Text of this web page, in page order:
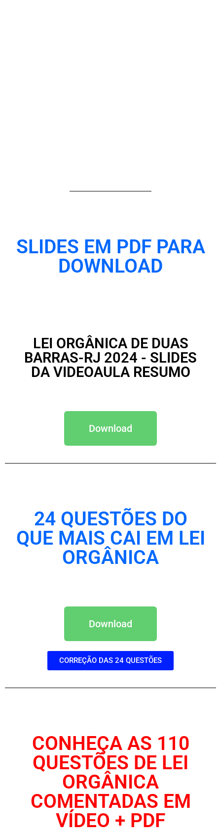
SLIDES EM PDF PARA
DOWNLOAD
LEI ORGÂNICA DE DUAS
BARRAS-RJ 2024 - SLIDES
DA VIDEOAULA RESUMO
Download
24 QUESTÕES DO
QUE MAIS CAI EM LEI
ORGÂNICA
Download
CORREÇÃO DAS 24 QUESTÕES
CONHEÇA AS 110
QUESTÕES DE LEI
ORGÂNICA
COMENTADAS EM
VÍDEO + PDF